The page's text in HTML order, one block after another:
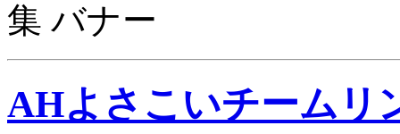
AHよさこいチームリ